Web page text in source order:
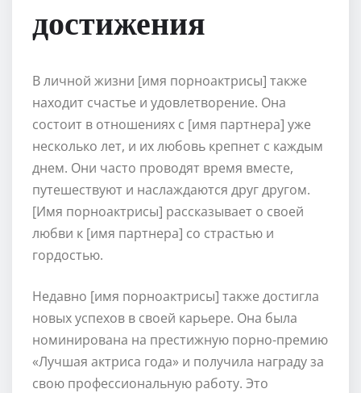
достижения
В личной жизни [имя порноактрисы] также
находит счастье и удовлетворение. Она
состоит в отношениях с [имя партнера] уже
несколько лет, и их любовь крепнет с каждым
днем. Они часто проводят время вместе,
путешествуют и наслаждаются друг другом.
[Имя порноактрисы] рассказывает о своей
любви к [имя партнера] со страстью и
гордостью.
Недавно [имя порноактрисы] также достигла
новых успехов в своей карьере. Она была
номинирована на престижную порно-премию
«Лучшая актриса года» и получила награду за
свою профессиональную работу. Это